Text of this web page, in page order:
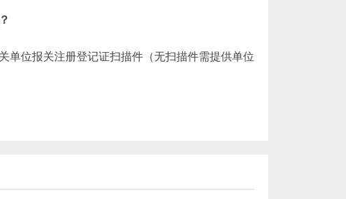
单位报关注册登记证扫描件（无扫描件需提供单位